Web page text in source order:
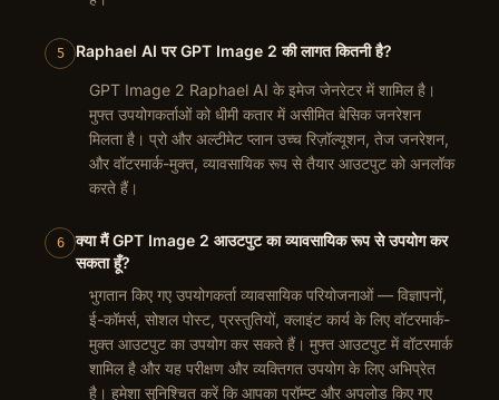
5 Raphael AI पर GPT Image 2 की लागत कितनी है?
GPT Image 2 Raphael AI के इमेज जेनरेटर में शामिल है।
मुफ्त उपयोगकर्ताओं को धीमी कतार में असीमित बेसिक जनरेशन
मिलता है। प्रो और अल्टीमेट प्लान उच्च रिज़ॉल्यूशन, तेज जनरेशन,
और वॉटरमार्क-मुक्त, व्यावसायिक रूप से तैयार आउटपुट को अनलॉक
करते हैं।
6
क्या मैं GPT Image 2 आउटपुट का व्यावसायिक रूप से उपयोग कर
सकता हूँ?
भुगतान किए गए उपयोगकर्ता व्यावसायिक परियोजनाओं — विज्ञापनों,
ई-कॉमर्स, सोशल पोस्ट, प्रस्तुतियों, क्लाइंट कार्य के लिए वॉटरमार्क-
मुक्त आउटपुट का उपयोग कर सकते हैं। मुफ्त आउटपुट में वॉटरमार्क
शामिल है और यह परीक्षण और व्यक्तिगत उपयोग के लिए अभिप्रेत
है। हमेशा सुनिश्चित करें कि आपका प्रॉम्प्ट और अपलोड किए गए